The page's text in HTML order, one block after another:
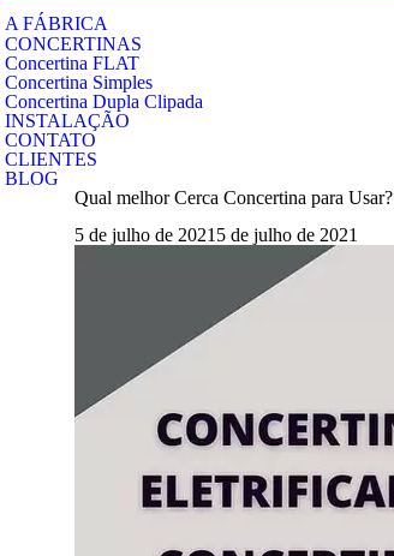
A FÁBRICA
CONCERTINAS
Concertina FLAT
Concertina Simples
Concertina Dupla Clipada
INSTALAÇÃO
CONTATO
CLIENTES
BLOG
Qual melhor Cerca Concertina para Usar?
5 de julho de 2021 5 de julho de 2021